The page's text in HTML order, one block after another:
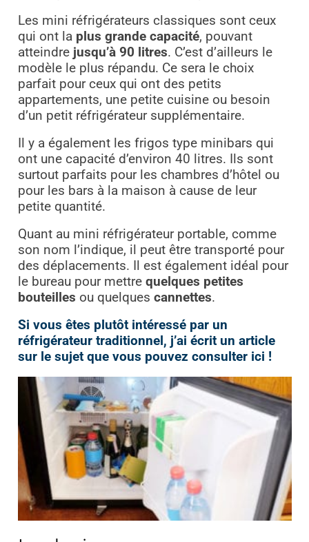
Les mini réfrigérateurs classiques sont ceux
qui ont laplus grande capacité, pouvant
atteindre jusqu’à 90 litres. C’est d’ailleurs le
modèle le plus répandu. Ce sera le choix
parfait pour ceux qui ont des petits
appartements, une petite cuisine ou besoin
d’un petit réfrigérateur supplémentaire.
Il y a également les frigos type minibars qui
ont une capacité d’environ 40 litres. Ils sont
surtout parfaits pour les chambres d’hôtel ou
pour les bars à la maison à cause de leur
petite quantité.
Quant au mini réfrigérateur portable, comme
son nom l’indique, il peut être transporté pour
des déplacements. Il est également idéal pour
le bureau pour mettre quelques petites
bouteilles ou quelques cannettes.
Si vous êtes plutôt intéressé par un
réfrigérateur traditionnel, j’ai écrit un article
sur le sujet que vous pouvez consulter ici !